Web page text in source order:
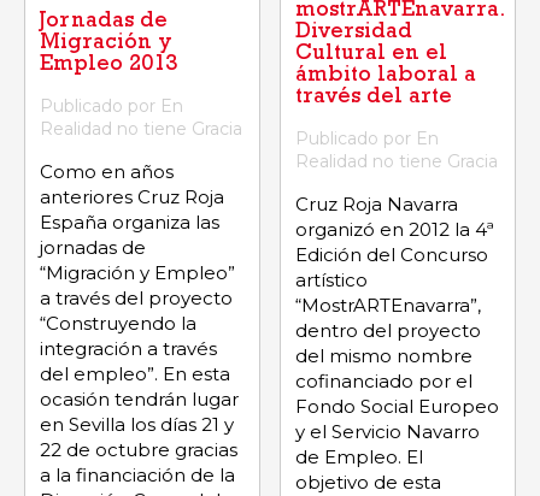
Jornadas de
Migración y
Empleo 2013
Publicado por En
Realidad no tiene Gracia
Como en años
anteriores Cruz Roja
España organiza las
jornadas de
“Migración y Empleo”
a través del proyecto
“Construyendo la
integración a través
del empleo”. En esta
ocasión tendrán lugar
en Sevilla los días 21 y
22 de octubre gracias
a la financiación de la
mostrARTEnavarra.
Diversidad
Cultural en el
ámbito laboral a
través del arte
Publicado por En
Realidad no tiene Gracia
Cruz Roja Navarra
organizó en 2012 la 4ª
Edición del Concurso
artístico
“MostrARTEnavarra”,
dentro del proyecto
del mismo nombre
cofinanciado por el
Fondo Social Europeo
y el Servicio Navarro
de Empleo. El
objetivo de esta